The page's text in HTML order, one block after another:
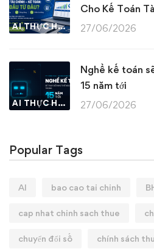
AI THỰC HÀNH
Cho Kế Toán
27/06/2026
AI THỰC HÀNH
Nghề kế toán
15 năm tới
27/06/2026
Popular Tags
AI bao cao tai chinh
cap nhat chinh sach thue
chuyển đổi số chính sách